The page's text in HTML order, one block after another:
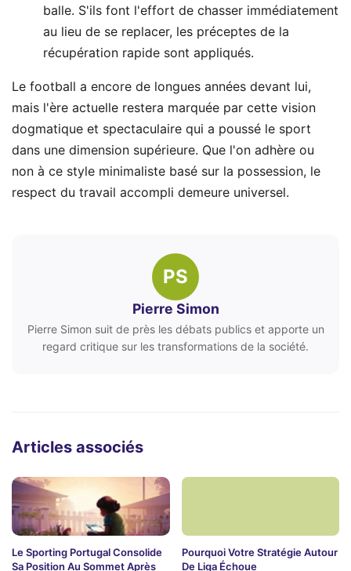
balle. S'ils font l'effort de chasser immédiatement
au lieu de se replacer, les préceptes de la
récupération rapide sont appliqués.
Le football a encore de longues années devant lui,
mais l'ère actuelle restera marquée par cette vision
dogmatique et spectaculaire qui a poussé le sport
dans une dimension supérieure. Que l'on adhère ou
non à ce style minimaliste basé sur la possession, le
respect du travail accompli demeure universel.
PS
Pierre Simon
Pierre Simon suit de près les débats publics et apporte un
regard critique sur les transformations de la société.
Articles associés
Le Sporting Portugal Consolide
Sa Position Au Sommet Après
Pourquoi Votre Stratégie Autour
De Liga Échoue